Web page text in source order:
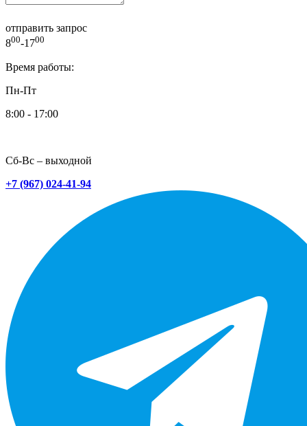
отправить запрос
800-1700
Время работы:
Пн-Пт
8:00 - 17:00
Сб-Вс – выходной
+7 (967) 024-41-94